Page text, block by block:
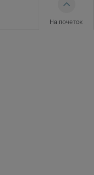
На почеток